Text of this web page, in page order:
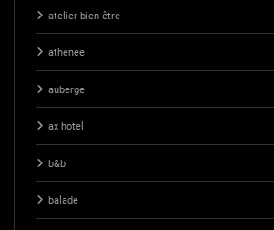
atelier bien être
athenee
auberge
ax hotel
b&b
balade